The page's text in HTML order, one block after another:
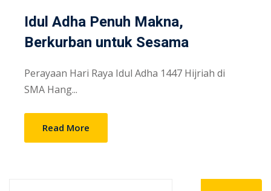
Idul Adha Penuh Makna,
Berkurban untuk Sesama
Perayaan Hari Raya Idul Adha 1447 Hijriah di
SMA Hang...
Read More